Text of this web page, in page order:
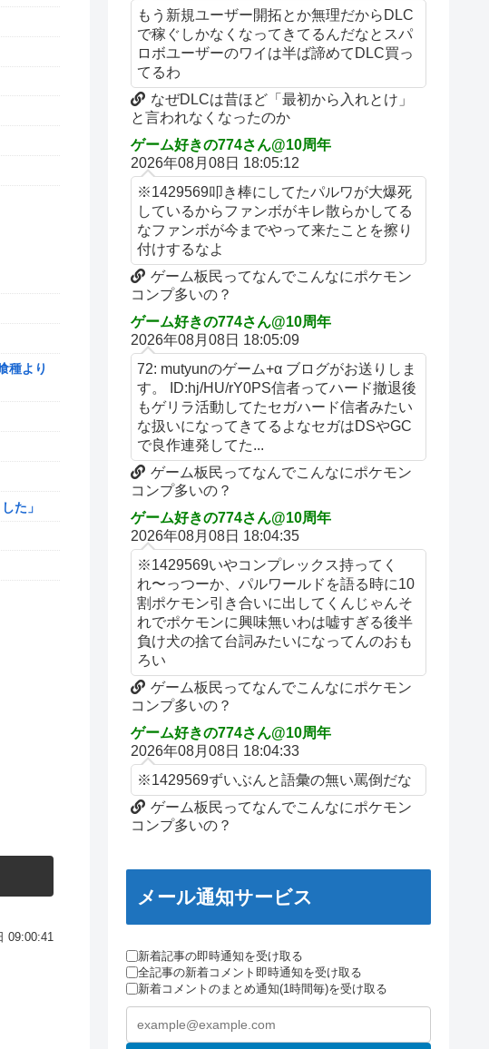
はじき
種より
た」
強い、
男性
09:00:41
もう新規ユーザー開拓とか無理だからDLC
で稼ぐしかなくなってきてるんだなとスパ
ロボユーザーのワイは半ば諦めてDLC買っ
てるわ
なぜDLCは昔ほど「最初から入れとけ」
と言われなくなったのか
ゲーム好きの774さん@10周年
2026年08月08日 18:05:12
※1429569叩き棒にしてたパルワが大爆死
しているからファンボがキレ散らかしてる
なファンボが今までやって来たことを擦り
付けするなよ
ゲーム板民ってなんでこんなにポケモン
コンプ多いの？
ゲーム好きの774さん@10周年
2026年08月08日 18:05:09
72: mutyunのゲーム+α ブログがお送りしま
す。 ID:hj/HU/rY0PS信者ってハード撤退後
もゲリラ活動してたセガハード信者みたい
な扱いになってきてるよなセガはDSやGC
で良作連発してた...
ゲーム板民ってなんでこんなにポケモン
コンプ多いの？
ゲーム好きの774さん@10周年
2026年08月08日 18:04:35
※1429569いやコンプレックス持ってく
れ〜っつーか、パルワールドを語る時に10
割ポケモン引き合いに出してくんじゃんそ
れでポケモンに興味無いわは嘘すぎる後半
負け犬の捨て台詞みたいになってんのおも
ろい
ゲーム板民ってなんでこんなにポケモン
コンプ多いの？
ゲーム好きの774さん@10周年
2026年08月08日 18:04:33
※1429569ずいぶんと語彙の無い罵倒だな
ゲーム板民ってなんでこんなにポケモン
コンプ多いの？
メール通知サービス
新着記事の即時通知を受け取る
全記事の新着コメント即時通知を受け取る
新着コメントのまとめ通知(1時間毎)を受け取る